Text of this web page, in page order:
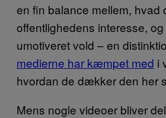
en fin balance mellem, hvad
offentlighedens interesse,
umotiveret vold – en
medierne har kæmpet med i
hvordan de dækker den her
Mens nogle videoer bliver